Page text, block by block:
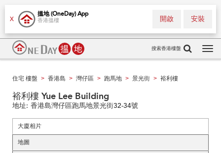
X
搵地 (OneDay) App
香港搵樓 安裝
開啟
搜索香港樓盤
住宅 樓盤 > 香港島 > 灣仔區 > 跑馬地 > 景光街 > 裕利樓
裕利樓 Yue Lee Building
地址: 香港島灣仔區跑馬地景光街32-34號
大廈相片
地圖